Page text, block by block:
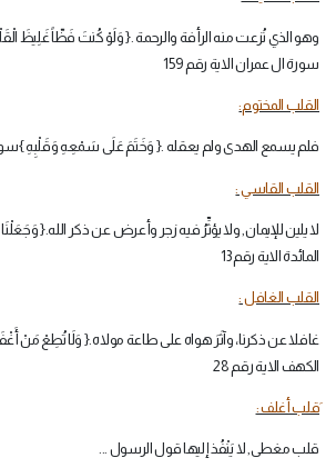
وهو الذي نُزعت منه الرأفة والرحمة .{ وَلَوْ كُنتَ فَظّاً غَلِيظَ
سورة ال عمران الاية رقم 159
القلب المختوم:
فلم يسمع الهدى ولم يعقله .{ وَخَتَمَ عَلَى سَمْعِهِ وَقَلْبِهِ }سورة
القلب القاسي :
لا يلين للإيمان, ولا يؤثِّرُ فيه زجر وأعرض عن ذكر الله.{
المائدة الاية رقم 13
القلب الغافل :
غافلا عن ذكرنا، وآثَرَ هواه على طاعة مولاه.{ وَلَا تُطِعْ مَنْ
الكهف الاية رقم 28
َقلب أغلف :
قلب مغطى, لا يَنْفُذ إليها قول الرسول ...